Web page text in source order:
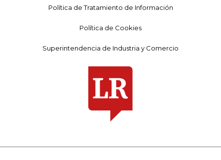
Política de Tratamiento de Información
Política de Cookies
Superintendencia de Industria y Comercio